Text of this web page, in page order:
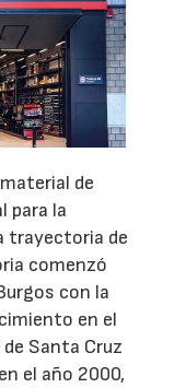
de
para la
trayectoria de
comenzó
con la
en el
Santa Cruz
el año 2000,